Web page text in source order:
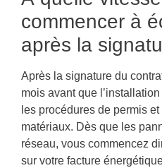
commencer à
après la
Après la signature du
mois avant que
les procédures de permis
matériaux. Dès que les
réseau, vous commencez
sur votre facture